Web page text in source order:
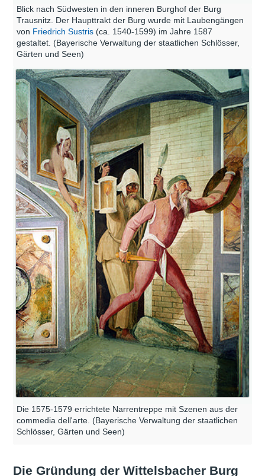
Blick nach Südwesten in den inneren Burghof der Burg
Trausnitz. Der Haupttrakt der Burg wurde mit Laubengängen
von Friedrich Sustris (ca. 1540-1599) im Jahre 1587
gestaltet. (Bayerische Verwaltung der staatlichen Schlösser,
Gärten und Seen)
Die 1575-1579 errichtete Narrentreppe mit Szenen aus der
commedia dell'arte. (Bayerische Verwaltung der staatlichen
Schlösser, Gärten und Seen)
Die Gründung der Wittelsbacher Burg